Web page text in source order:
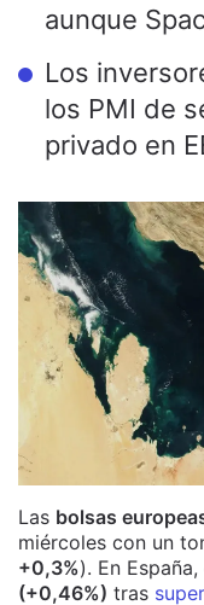
aunque
Los
los PMI de
privado en
Las bolsas
miércoles con un
+0,3%). En España,
(+0,46%) tras